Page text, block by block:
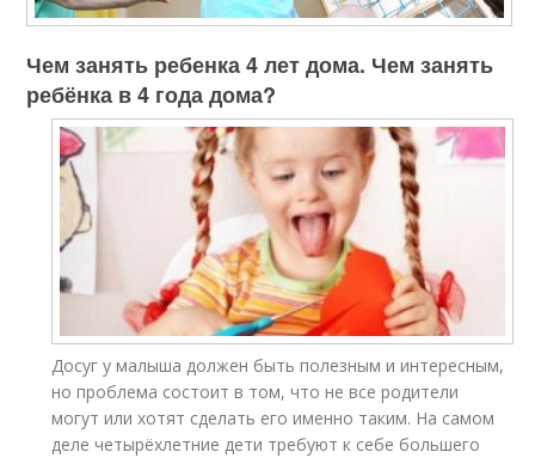
Чем занять ребенка 4 лет дома. Чем занять
ребёнка в 4 года дома?
Досуг у малыша должен быть полезным и интересным,
но проблема состоит в том, что не все родители
могут или хотят сделать его именно таким. На самом
деле четырёхлетние дети требуют к себе большего